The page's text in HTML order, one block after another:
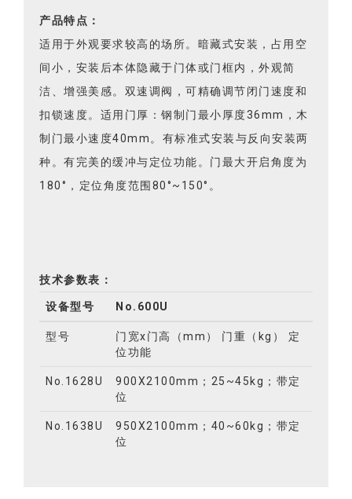
产品特点：
适用于外观要求较高的场所。暗藏式安装，占用空
间小，安装后本体隐藏于门体或门框内，外观简
洁、增强美感。双速调阀，可精确调节闭门速度和
扣锁速度。适用门厚：钢制门最小厚度36mm，木
制门最小速度40mm。有标准式安装与反向安装两
种。有完美的缓冲与定位功能。门最大开启角度为
180°，定位角度范围80°~150°。
技术参数表：
设备型号 No.600U
型号
门宽x门高（mm） 门重（kg） 定
位功能
No.1628U
900X2100mm；25~45kg；带定
位
No.1638U
950X2100mm；40~60kg；带定
位